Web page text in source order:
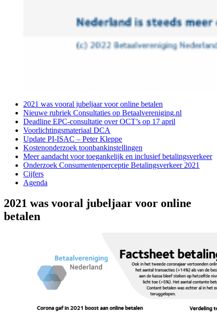
2021 was vooral jubeljaar voor online betalen
Nieuwe rubriek Consultaties op Betaalvereniging.nl
Deadline EPC-consultatie over OCT’s op 17 april
Voorlichtingsmateriaal DCA
Update PI-ISAC – Peter Kleppe
Kostenonderzoek toonbankinstellingen
Meer aandacht voor toegankelijk en inclusief betalingsverkeer
Onderzoek Consumentenperceptie Betalingsverkeer 2021
Cijfers
Agenda
2021 was vooral jubeljaar voor online
betalen